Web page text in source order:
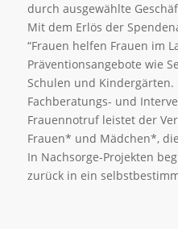
durch ausgewählte
Mit dem Erlös der
“Frauen helfen Frauen im
Präventionsangebote wie
Schulen und
Fachberatungs- und
Frauennotruf leistet der
Frauen* und Mädchen*,
In Nachsorge-Projekten
zurück in ein